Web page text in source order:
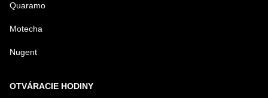
Quaramo
Motecha
Nugent
OTVÁRACIE HODINY